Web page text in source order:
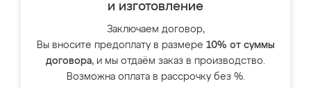
и изготовление
Заключаем договор,
Вы вносите предоплату в размере 10% от суммы
договора, и мы отдаём заказ в производство.
Возможна оплата в рассрочку без %.